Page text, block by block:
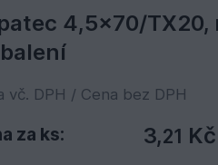
4,5x70/TX20,
vč. DPH / Cena bez DPH
za ks: 3,21 Kč